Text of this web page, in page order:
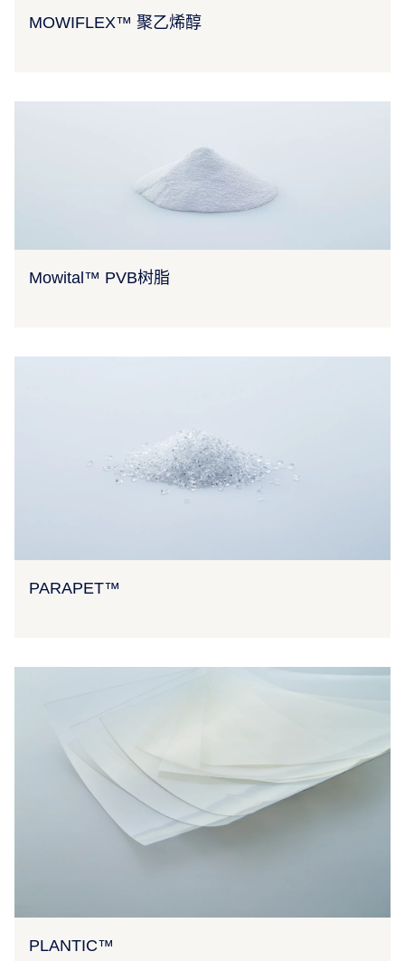
MOWIFLEX™ 聚乙烯醇
Mowital™ PVB树脂
PARAPET™
PLANTIC™